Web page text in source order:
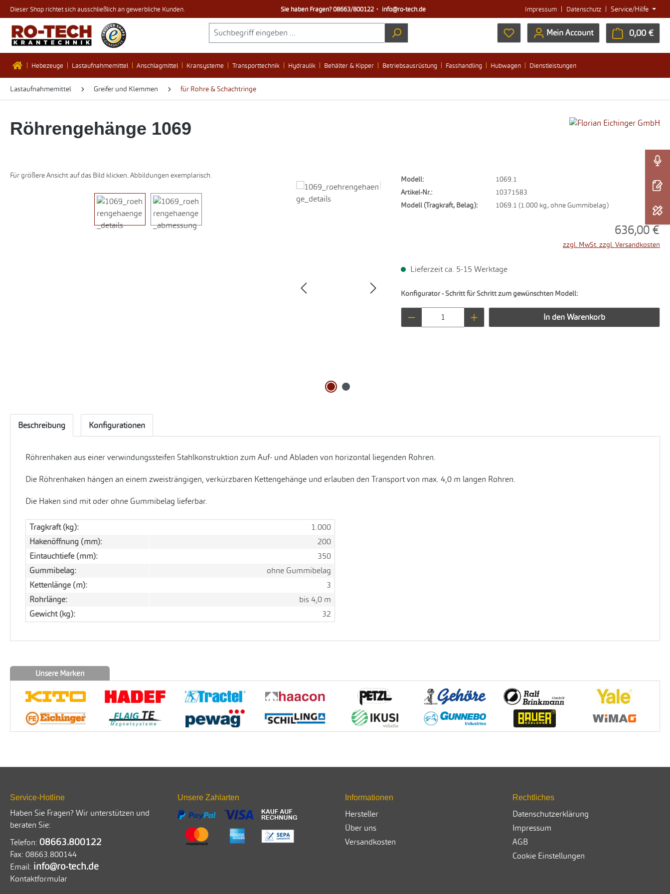
Hauptinhalt springen
Zur Suche springen
Zur Hauptnavigation springen
Dieser Shop richtet sich ausschließlich an gewerbliche Kunden. Sie haben Fragen?08663/800122・ info@ro-tech.de Impressum | Datenschutz | Service/Hilfe
Du hast 0 Produkte auf dem Merkzettel
Mein Account 0,00 €
Hebezeuge Lastaufnahmemittel Anschlagmittel Kransysteme Transporttechnik Hydraulik Behälter & Kipper Betriebsausrüstung Fasshandling Hubwagen Dienstleistungen
Lastaufnahmemittel Greifer und Klemmen für Rohre & Schachtringe
Röhrengehänge 1069
Für größere Ansicht auf das Bild klicken. Abbildungen exemplarisch. Modell:
1069.1
Artikel-Nr.:
10371583
Modell (Tragkraft, Belag):
1069.1 (1.000 kg, ohne Gummibelag)
636,00 €
zzgl. MwSt. zzgl. Versandkosten
Lieferzeit ca. 5-15 Werktage
Konfigurator - Schritt für Schritt zum gewünschten Modell:
Produkt Anzahl: Gib den gewünschten Wert ein
In den Warenkorb
Beschreibung Konfigurationen
Röhrenhaken aus einer verwindungssteifen Stahlkonstruktion zum Auf- und Abladen von horizontal liegenden Rohren.
Die Röhrenhaken hängen an einem zweisträngigen, verkürzbaren Kettengehänge und erlauben den Transport von max. 4,0 m langen Rohren.
Die Haken sind mit oder ohne Gummibelag lieferbar.
Tragkraft (kg):
1.000
Hakenöffnung (mm):
200
Eintauchtiefe (mm):
350
Gummibelag:
ohne Gummibelag
Kettenlänge (m):
3
Rohrlänge:
bis 4,0 m
Gewicht (kg):
32
Unsere Marken
Service-Hotline
Haben Sie Fragen? Wir unterstützen und
beraten Sie:
Telefon: 08663.800122
Fax: 08663.800144
Email: info@ro-tech.de
Kontaktformular
Unsere Zahlarten Informationen
Hersteller
Über uns
Versandkosten
Rechtliches
Datenschutzerklärung
Impressum
AGB
Cookie Einstellungen